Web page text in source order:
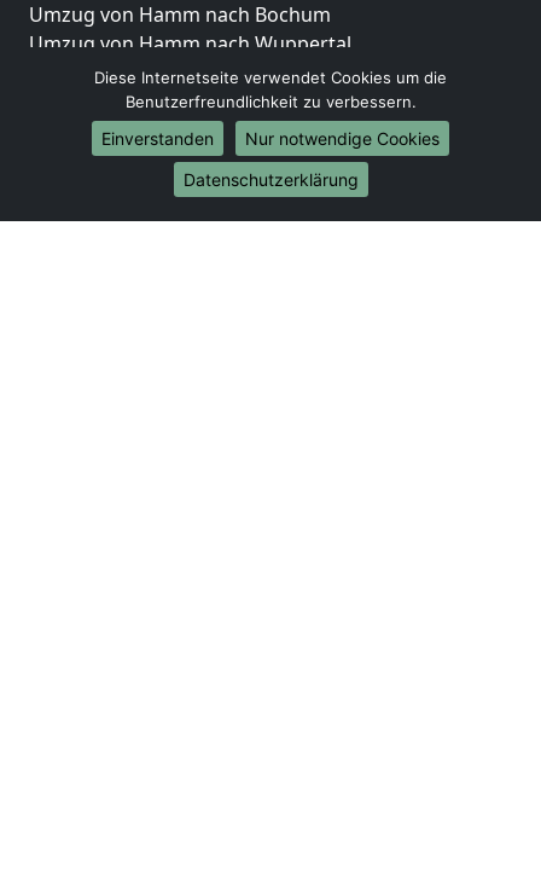
Umzug von Hamm nach Bochum
Umzug von Hamm nach Wuppertal
Umzug von Hamm nach Bielefeld
Umzug von Hamm nach Bonn
Umzug von Hamm nach Münster
Internationale-Umzüge
Umzug von Hamm nach Brasilien
Diese Internetseite verwendet Cookies um die
Benutzerfreundlichkeit zu verbessern.
Einverstanden
Nur notwendige Cookies
Datenschutzerklärung